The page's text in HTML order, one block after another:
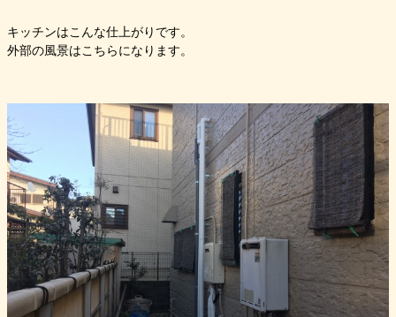
キッチンはこんな仕上がりです。
外部の風景はこちらになります。